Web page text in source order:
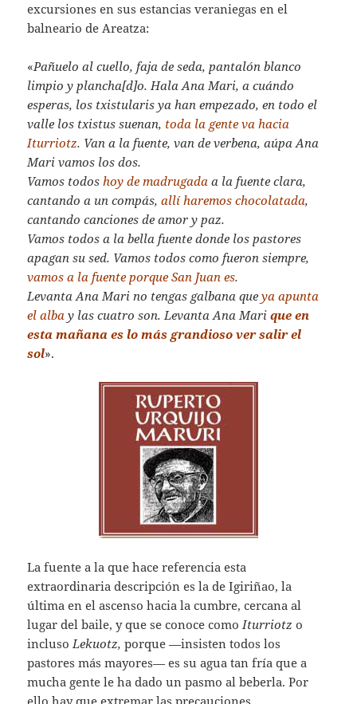
excursiones en sus estancias veraniegas en el
balneario de Areatza:
«Pañuelo al cuello, faja de seda, pantalón blanco
limpio y plancha[d]o. Hala Ana Mari, a cuándo
esperas, los txistularis ya han empezado, en todo el
valle los txistus suenan, toda la gente va hacia
Iturriotz. Van a la fuente, van de verbena, aúpa Ana
Mari vamos los dos.
Vamos todoshoy de madrugada a la fuente clara,
cantando a un compás,allí haremos chocolatada,
cantando canciones de amor y paz.
Vamos todos a la bella fuente donde los pastores
apagan su sed. Vamos todos como fueron siempre,
vamos a la fuente porque San Juan es.
Levanta Ana Mari no tengas galbana queya apunta
el alba y las cuatro son. Levanta Ana Marique en
esta mañana es lo más grandioso ver salir el
sol».
La fuente a la que hace referencia esta
extraordinaria descripción es la de Igiriñao, la
última en el ascenso hacia la cumbre, cercana al
lugar del baile, y que se conoce comoIturriotz o
inclusoLekuotz, porque —insisten todos los
pastores más mayores— es su agua tan fría que a
mucha gente le ha dado un pasmo al beberla. Por